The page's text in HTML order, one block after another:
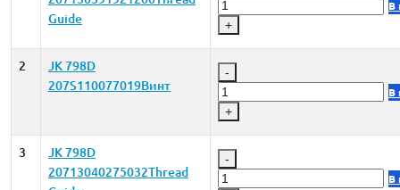
Guide
+
В
2
JK 798D
207S110077019Винт
-
+
В
3
JK 798D
20713040275032Thread
-
В